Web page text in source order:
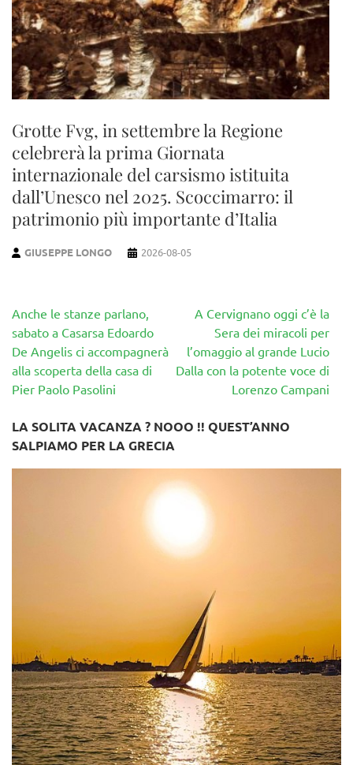
Grotte Fvg, in settembre la Regione
celebrerà la prima Giornata
internazionale del carsismo istituita
dall’Unesco nel 2025. Scoccimarro: il
patrimonio più importante d’Italia
GIUSEPPE LONGO 2026-08-05
Navigazione
articoli
Anche le stanze parlano,
sabato a Casarsa Edoardo
De Angelis ci accompagnerà
alla scoperta della casa di
Pier Paolo Pasolini
A Cervignano oggi c’è la
Sera dei miracoli per
l’omaggio al grande Lucio
Dalla con la potente voce di
Lorenzo Campani
LA SOLITA VACANZA ? NOOO !! QUEST’ANNO
SALPIAMO PER LA GRECIA